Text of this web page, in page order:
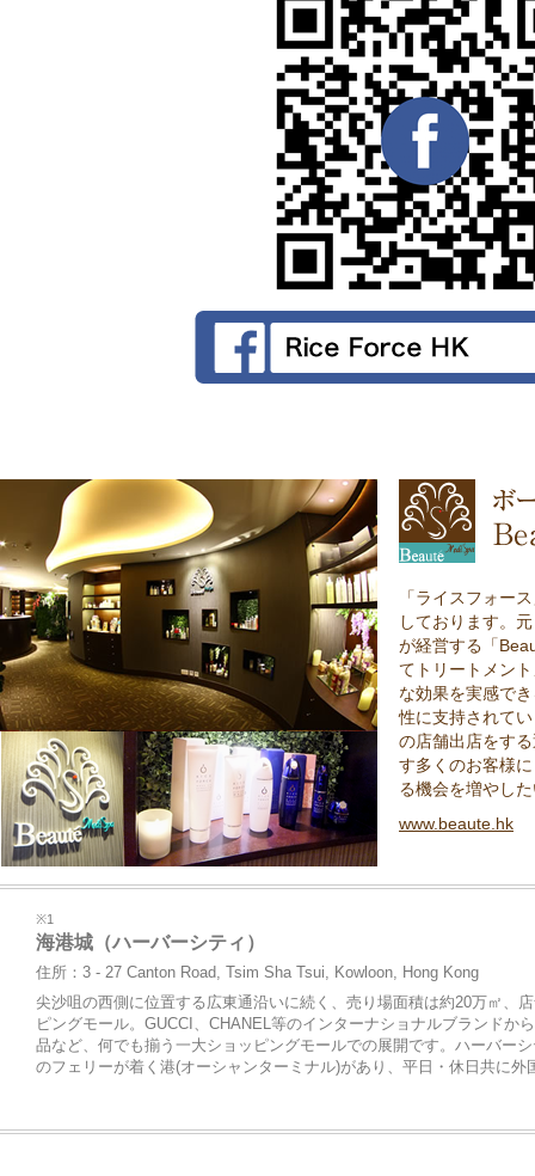
「ライスフォー
しております。
が経営する「
てトリートメン
な効果を実感で
性に支持されて
の店舗出店をす
す多くのお客様
る機会を増やし
www.beaute.hk
※1
海港城（ハーバーシティ）
住所：3 - 27 Canton Road, Tsim Sha Tsui, Kowloon, Hong Kong
尖沙咀の西側に位置する広東通沿いに続く、売り場面積は約20万㎡、
ピングモール。GUCCI、CHANEL等のインターナショナルブランドか
品など、何でも揃う一大ショッピングモールでの展開です。ハーバー
のフェリーが着く港(オーシャンターミナル)があり、平日・休日共に